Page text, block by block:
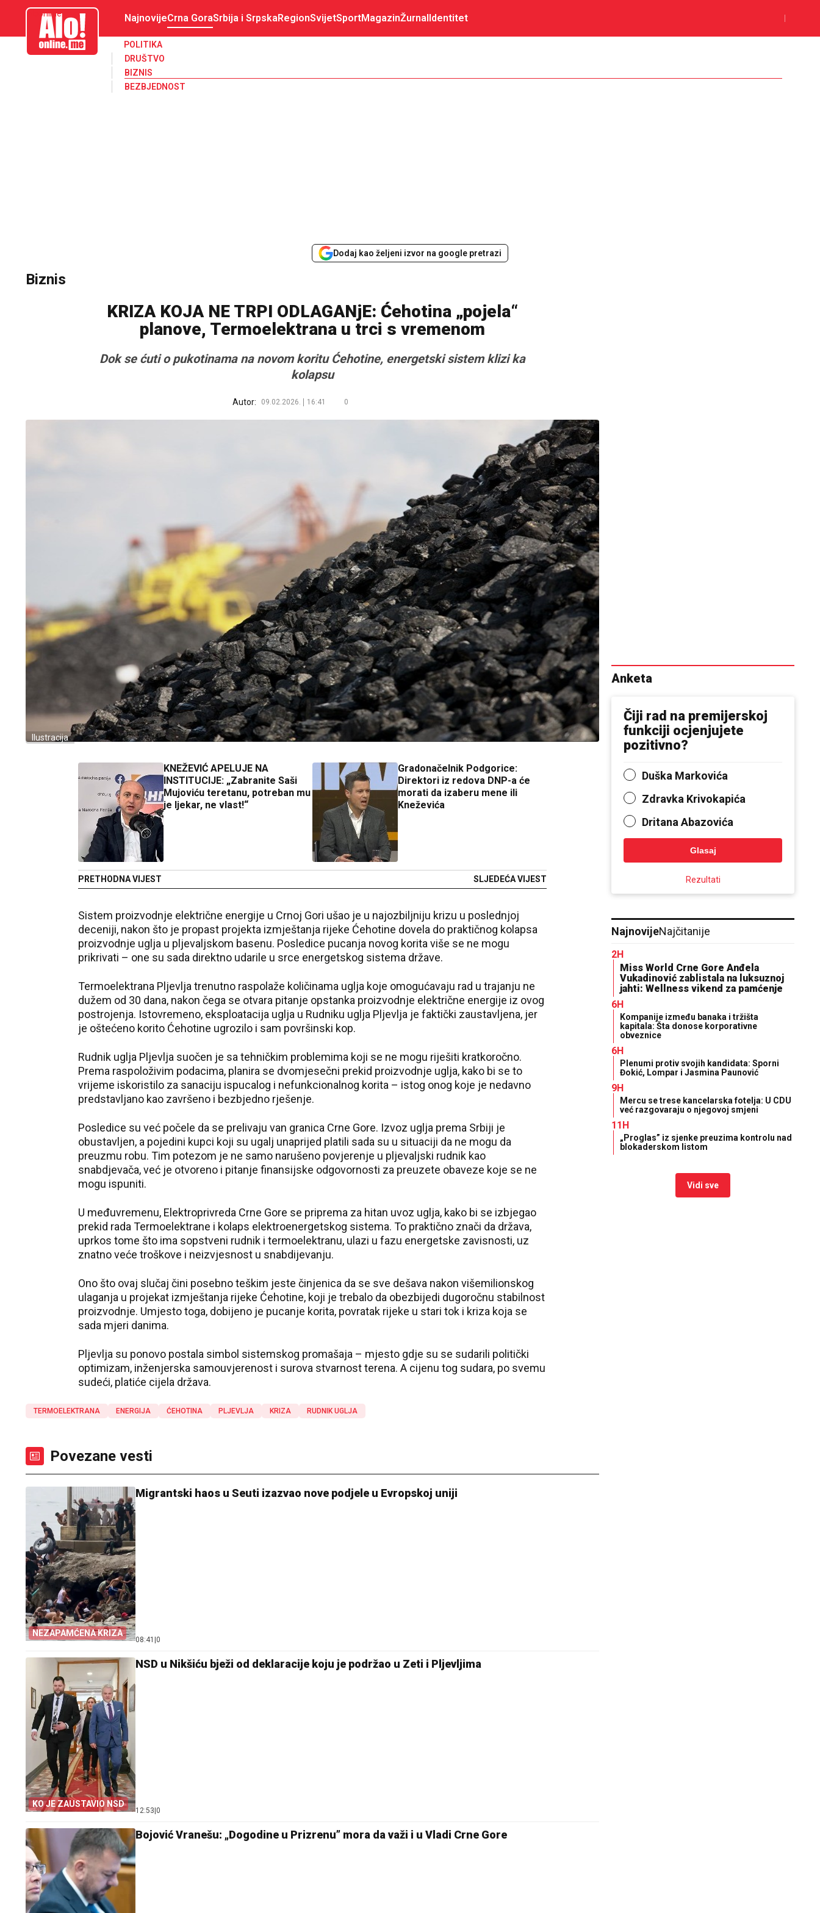
aloonline.me NajnovijeCrna GoraSrbija i SrpskaRegionSvijetSportMagazinŽurnalIdentitet
POLITIKA
DRUŠTVO
BIZNIS
BEZBJEDNOST
Dodaj kao željeni izvor na google pretrazi
Biznis
KRIZA KOJA NE TRPI ODLAGANjE: Ćehotina „pojela“
planove, Termoelektrana u trci s vremenom
Dok se ćuti o pukotinama na novom koritu Ćehotine, energetski sistem klizi ka
kolapsu
Autor: 09.02.2026. 16:41 0
Ilustracija
KNEŽEVIĆ APELUJE NA
INSTITUCIJE: „Zabranite Saši
Mujoviću teretanu, potreban mu
je ljekar, ne vlast!“
PRETHODNA VIJEST
Gradonačelnik Podgorice:
Direktori iz redova DNP-a će
morati da izaberu mene ili
Kneževića
SLJEDEĆA VIJEST
Sistem proizvodnje električne energije u Crnoj Gori ušao je u najozbiljniju krizu u poslednjoj
deceniji, nakon što je propast projekta izmještanja rijeke Ćehotine dovela do praktičnog kolapsa
proizvodnje uglja u pljevaljskom basenu. Posledice pucanja novog korita više se ne mogu
prikrivati – one su sada direktno udarile u srce energetskog sistema države.
Termoelektrana Pljevlja trenutno raspolaže količinama uglja koje omogućavaju rad u trajanju ne
dužem od 30 dana, nakon čega se otvara pitanje opstanka proizvodnje električne energije iz ovog
postrojenja. Istovremeno, eksploatacija uglja u Rudniku uglja Pljevlja je faktički zaustavljena, jer
je oštećeno korito Ćehotine ugrozilo i sam površinski kop.
Rudnik uglja Pljevlja suočen je sa tehničkim problemima koji se ne mogu riješiti kratkoročno.
Prema raspoloživim podacima, planira se dvomjesečni prekid proizvodnje uglja, kako bi se to
vrijeme iskoristilo za sanaciju ispucalog i nefunkcionalnog korita – istog onog koje je nedavno
predstavljano kao završeno i bezbjedno rješenje.
Posledice su već počele da se prelivaju van granica Crne Gore. Izvoz uglja prema Srbiji je
obustavljen, a pojedini kupci koji su ugalj unaprijed platili sada su u situaciji da ne mogu da
preuzmu robu. Tim potezom je ne samo narušeno povjerenje u pljevaljski rudnik kao
snabdjevača, već je otvoreno i pitanje finansijske odgovornosti za preuzete obaveze koje se ne
mogu ispuniti.
U međuvremenu, Elektroprivreda Crne Gore se priprema za hitan uvoz uglja, kako bi se izbjegao
prekid rada Termoelektrane i kolaps elektroenergetskog sistema. To praktično znači da država,
uprkos tome što ima sopstveni rudnik i termoelektranu, ulazi u fazu energetske zavisnosti, uz
znatno veće troškove i neizvjesnost u snabdijevanju.
Ono što ovaj slučaj čini posebno teškim jeste činjenica da se sve dešava nakon višemilionskog
ulaganja u projekat izmještanja rijeke Ćehotine, koji je trebalo da obezbijedi dugoročnu stabilnost
proizvodnje. Umjesto toga, dobijeno je pucanje korita, povratak rijeke u stari tok i kriza koja se
sada mjeri danima.
Pljevlja su ponovo postala simbol sistemskog promašaja – mjesto gdje su se sudarili politički
optimizam, inženjerska samouvјerenost i surova stvarnost terena. A cijenu tog sudara, po svemu
sudeći, platiće cijela država.
TERMOELEKTRANA ENERGIJA ĆEHOTINA PLJEVLJA KRIZA RUDNIK UGLJA
Povezane vesti
NEZAPAMĆENA KRIZA
Migrantski haos u Seuti izazvao nove podjele u Evropskoj uniji
08:41 0
KO JE ZAUSTAVIO NSD
NSD u Nikšiću bježi od deklaracije koju je podržao u Zeti i Pljevljima
12:53 0
Bojović Vranešu: „Dogodine u Prizrenu” mora da važi i u Vladi Crne Gore
Anketa
Čiji rad na premijerskoj
funkciji ocjenjujete
pozitivno?
Duška Markovića
Zdravka Krivokapića
Dritana Abazovića
Glasaj
Rezultati
NajnovijeNajčitanije
2H
Miss World Crne Gore Anđela
Vukadinović zablistala na luksuznoj
jahti: Wellness vikend za pamćenje
6H
Kompanije između banaka i tržišta
kapitala: Šta donose korporativne
obveznice
6H
Plenumi protiv svojih kandidata: Sporni
Đokić, Lompar i Jasmina Paunović
9H
Mercu se trese kancelarska fotelja: U CDU
već razgovaraju o njegovoj smjeni
11H
„Proglas” iz sjenke preuzima kontrolu nad
blokaderskom listom
Vidi sve